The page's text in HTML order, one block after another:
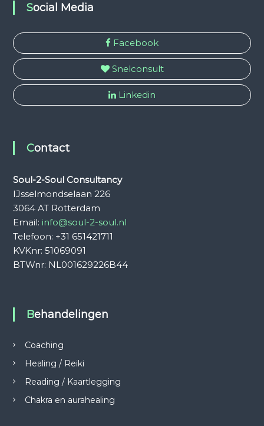
Social Media
Facebook
Snelconsult
Linkedin
Contact
Soul-2-Soul Consultancy
IJsselmondselaan 226
3064 AT Rotterdam
Email: info@soul-2-soul.nl
Telefoon: +31 651421711
KVKnr: 51069091
BTWnr: NL001629226B44
Behandelingen
Coaching
Healing / Reiki
Reading / Kaartlegging
Chakra en aurahealing